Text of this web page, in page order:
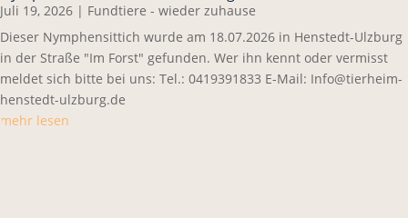
Juli 19, 2026 | Fundtiere - wieder zuhause
Dieser Nymphensittich wurde am 18.07.2026 in Henstedt-Ulzburg
in der Straße "Im Forst" gefunden. Wer ihn kennt oder vermisst
meldet sich bitte bei uns: Tel.: 0419391833 E-Mail: Info@tierheim-
henstedt-ulzburg.de
mehr lesen